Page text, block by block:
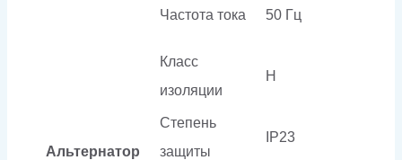
Альтернатор
Частота тока 50 Гц
Класс
изоляции
H
Степень
защиты
IP23